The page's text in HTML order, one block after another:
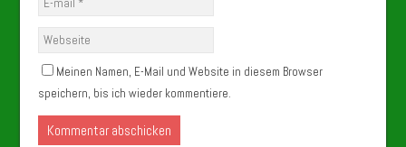
Meinen Namen, E-Mail und Website in diesem Browser
speichern, bis ich wieder kommentiere.